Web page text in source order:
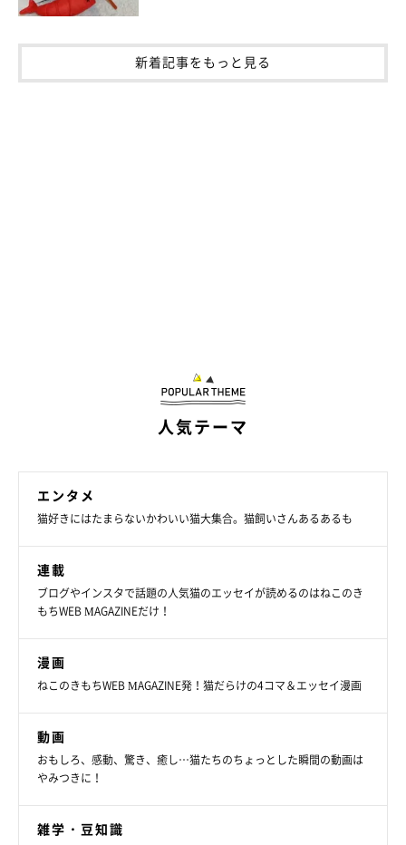
香箱座りをする真珠ちゃん。「四角いね」と飼い主さん。
飼い主さんのもとで、現在もスクスクと成長している真珠ちゃ
ん。高いところにジャンプができるようになったり、少し前まで
食べるのか下手だったのにだんだん上手に食べられるようになっ
てきたりと、日常のさまざまな場面で微笑ましい成長が見られる
新着記事をもっと見る
人気テーマ
エンタメ
猫好きにはたまらないかわいい猫大集合。猫飼いさんあるあるも
連載
ブログやインスタで話題の人気猫のエッセイが読めるのはねこのき
もちWEB MAGAZINEだけ！
漫画
ねこのきもちWEB MAGAZINE発！猫だらけの4コマ＆エッセイ漫画
動画
おもしろ、感動、驚き、癒し…猫たちのちょっとした瞬間の動画は
やみつきに！
雑学・豆知識